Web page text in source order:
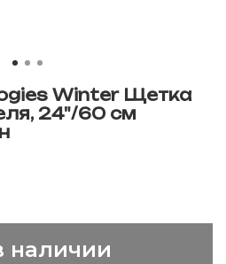
Winter Щетка
24"/60 см
наличии